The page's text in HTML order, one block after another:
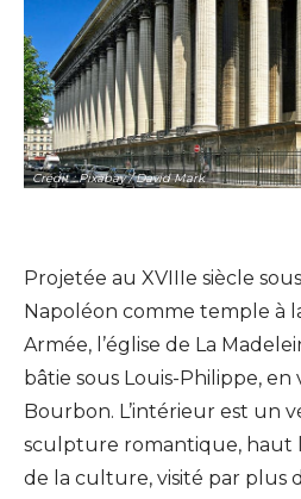
Crédit : Pixabay / David Mark
Projetée au XVIIIe siècle
Napoléon comme temple à
Armée, l’église de La
bâtie sous Louis-Philippe, en
Bourbon. L’intérieur est un
sculpture romantique, haut
de la culture, visité par plus